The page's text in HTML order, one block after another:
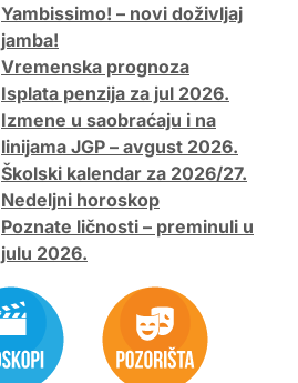
Yambissimo! – novi doživljaj
jamba!
Vremenska prognoza
Isplata penzija za jul 2026.
Izmene u saobraćaju i na
linijama JGP – avgust 2026.
Školski kalendar za 2026/27.
Nedeljni horoskop
Poznate ličnosti – preminuli u
julu 2026.